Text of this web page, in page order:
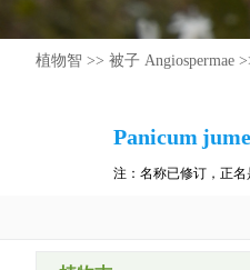
植物智 >> 被子 Angiospermae
Panicum
注：名称已修订，正名